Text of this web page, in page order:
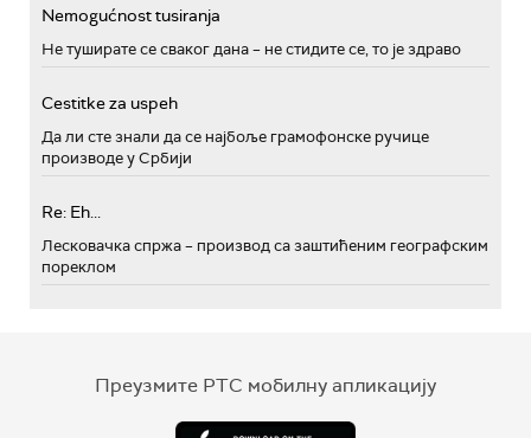
Nemogućnost tusiranja
Не туширате се сваког дана – не стидите се, то је здраво
Cestitke za uspeh
Да ли сте знали да се најбоље грамофонске ручице
производе у Србији
Re: Eh...
Лесковачка спржа – производ са заштићеним географским
пореклом
Преузмите РТС мобилну апликацију